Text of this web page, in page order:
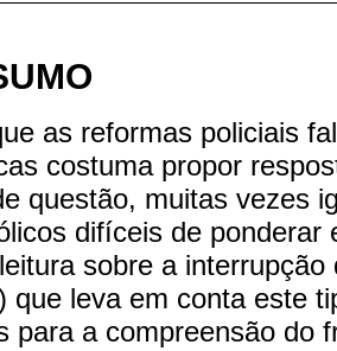
as reformas policiais
costuma propor
questão, muitas vezes
difíceis de ponderar
sobre a
que leva em conta este
para a compreensão do